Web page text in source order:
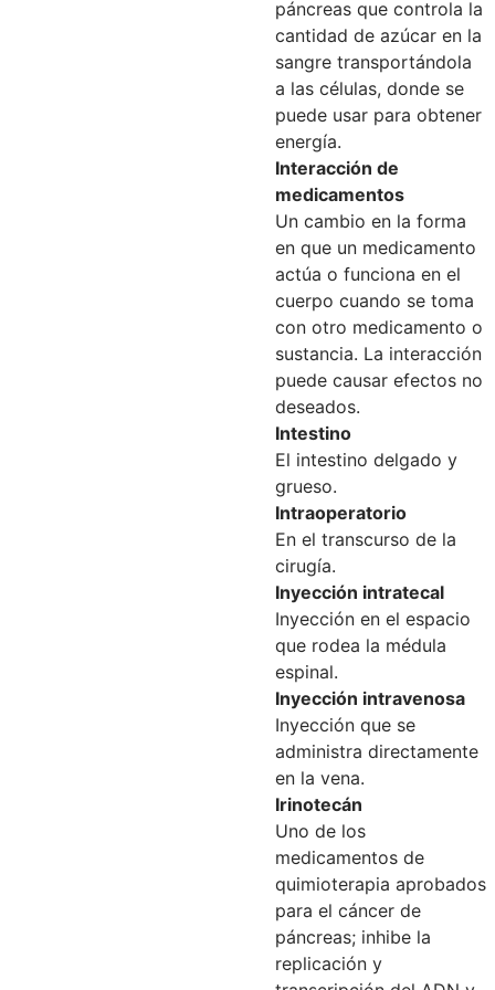
páncreas que controla la
cantidad de azúcar en la
sangre transportándola
a las células, donde se
puede usar para obtener
energía.
Interacción de
medicamentos
Un cambio en la forma
en que un medicamento
actúa o funciona en el
cuerpo cuando se toma
con otro medicamento o
sustancia. La interacción
puede causar efectos no
deseados.
Intestino
El intestino delgado y
grueso.
Intraoperatorio
En el transcurso de la
cirugía.
Inyección intratecal
Inyección en el espacio
que rodea la médula
espinal.
Inyección intravenosa
Inyección que se
administra directamente
en la vena.
Irinotecán
Uno de los
medicamentos de
quimioterapia aprobados
para el cáncer de
páncreas; inhibe la
replicación y